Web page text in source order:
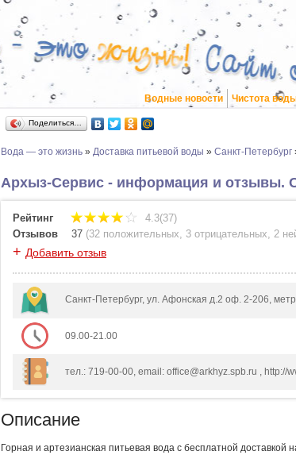
Водные новости Чистота
Поделиться…
Вода — это жизнь » Доставка питьевой воды » Санкт-Петербург
Архыз-Сервис - информация и отзывы.
Рейтинг
4.3(37)
Отзывов
37 (32 положительных, 3 отрицательных, 2
+ Добавить отзыв
Санкт-Петербург, ул. Афонская д.2 оф. 2-206,
09.00-21.00
тел.: 719-00-00, email: office@arkhyz.spb.ru , http://
Описание
Горная и артезианская питьевая вода с бесплатной